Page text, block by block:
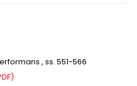
, ss. 551-566